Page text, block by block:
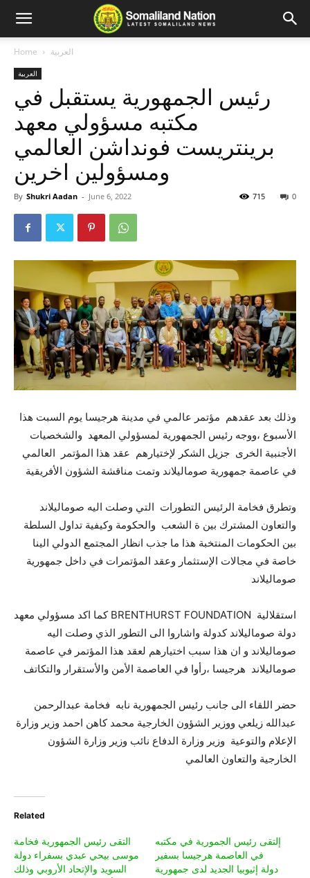
Home العربية
العربية
رئيس الجمهورية يستقبل في
مكتبه مسؤولي معهد
برينتريست فونداشن العالمي
ومسؤولين اخرين
By Shukri Aadan - June 6, 2022 0
715
الأسبوع ،ووجه رئيس الجمهورية لمسؤولي المعهد والشخصيات
الأجنبية الخرى جزيل الشكر لإختيارهم عقد هذا المؤتمر العالمي
في عاصمة جمهورية صوماليلاند وتمت مناقشة الشؤون الأفريقية
وتطرق فخامة الرئيس التطورات التي وصلت اليه صوماليلاند
والتعاون المشترك بين ة الشعب والحكومة وكيفية تداول السلطة
بين الحكومات المنتخبة هذا ما جذب انظار المجتمع الدولي الينا
خاصة في مجالات الإستثمار وعقد المؤتمرات في داخل جمهورية
صوماليلاند
كما اكد مسؤولي معهد BRENTHURST FOUNDATION استقلالية
دولة صوماليلاند كدولة واشاروا الى التطور الذي وصلت اليه
صوماليلاند و ان هذا سبب اختيارهم لعقد هذا المؤتمر في عاصمة
صوماليلاند هرجيسا ،رأوا في العاصمة الأمن والأستقرار والتكاتف
حضر اللقاء الى جانب رئيس الجمهورية نابه فخامة عبدالرحمن
عبدالله زيلعي ووزير الشؤون الخارجية محمد كاهن احمد وزير وزارة
الإعلام والتوعية وزير وزارة الدفاع نائب وزير وزارة الشؤون
الخارجية والتعاون العالمي
Related
التقى رئيس الجمهورية فخامة
موسى بيحي عبدي بسفراء دولة
السويد والإتحاد الأروبي وذلك
إلتقى رئيس الجمورية في مكتبه
في العاصمة هرجيسا بسفير
دولة إثيوبيا الجديد لدى جمهورية